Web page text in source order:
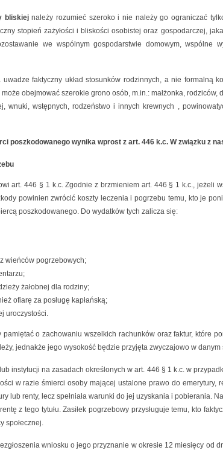
bliskiejnależy rozumieć szeroko i nie należy go ograniczać
stopień zażyłości i bliskości osobistej oraz gospodarczej,
we wspólnym gospodarstwie domowym,
faktyczny układ stosunków rodzinnych, a nie formalną
obejmować szerokie grono osób, m.in.: małżonka,
wnuki, wstępnych, rodzeństwo i innych krewnych ,
poszkodowanego wynika wprost z art. 446 k.c. W związku z
art. 446 § 1 k.c. Zgodnie z brzmieniem art. 446 § 1 k.c., jeżeli
powinien zwrócić koszty leczenia i pogrzebu temu, kto je
poszkodowanego. Do wydatków tych zalicza się:
wieńców pogrzebowych;
żałobnej dla rodziny;
ofiarę za posługę kapłańską;
uroczystości.
o zachowaniu wszelkich rachunków oraz faktur, które
jednakże jego wysokość będzie przyjęta zwyczajowo w danym
instytucji na zasadach określonych w art. 446 § 1 k.c. w
w razie śmierci osoby mającej ustalone prawo do
lub renty, lecz spełniała warunki do jej uzyskania i pobierania.
z tego tytułu. Zasiłek pogrzebowy przysługuje temu, kto
społecznej.
wniosku o jego przyznanie w okresie 12 miesięcy od